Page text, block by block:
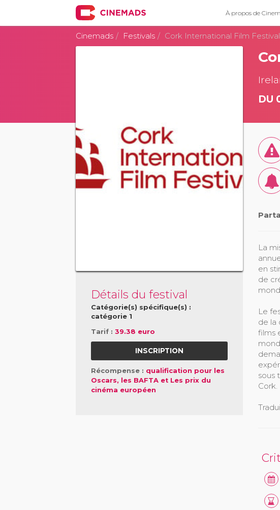
À propos de
Cinemads Festivals Cork International Film Festival
Détails du festival
Catégorie(s) spécifique(s) :
catégorie 1
Tarif :39.38 euro
INSCRIPTION
Récompense : qualification pour les
Oscars, les BAFTA et Les prix du
cinéma européen
DU
La
en
de
Le
de la
films
sous
Cork.